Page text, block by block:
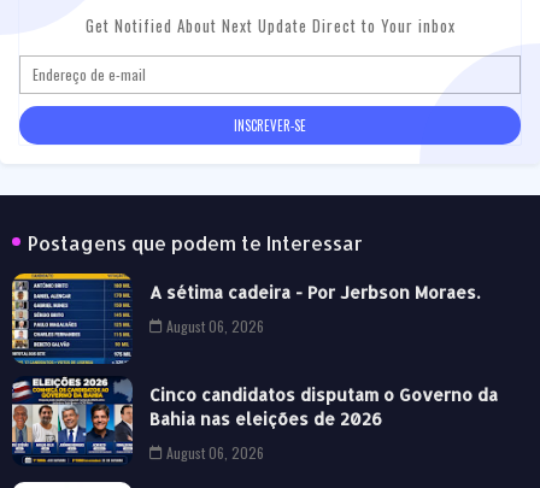
Get Notified About Next Update Direct to Your inbox
Postagens que podem te Interessar
A sétima cadeira - Por Jerbson Moraes.
August 06, 2026
Cinco candidatos disputam o Governo da
Bahia nas eleições de 2026
August 06, 2026